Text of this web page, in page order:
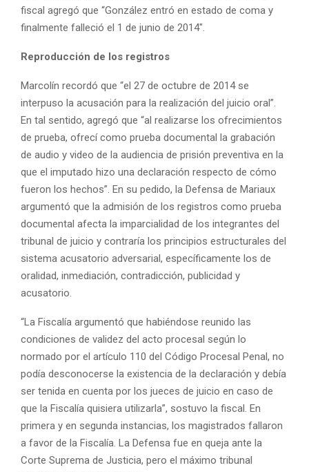
fiscal agregó que “González entró en estado de coma y
finalmente falleció el 1 de junio de 2014″.
Reproducción de los registros
Marcolín recordó que “el 27 de octubre de 2014 se
interpuso la acusación para la realización del juicio oral”.
En tal sentido, agregó que “al realizarse los ofrecimientos
de prueba, ofrecí como prueba documental la grabación
de audio y video de la audiencia de prisión preventiva en la
que el imputado hizo una declaración respecto de cómo
fueron los hechos”. En su pedido, la Defensa de Mariaux
argumentó que la admisión de los registros como prueba
documental afecta la imparcialidad de los integrantes del
tribunal de juicio y contraría los principios estructurales del
sistema acusatorio adversarial, específicamente los de
oralidad, inmediación, contradicción, publicidad y
acusatorio.
“La Fiscalía argumentó que habiéndose reunido las
condiciones de validez del acto procesal según lo
normado por el artículo 110 del Código Procesal Penal, no
podía desconocerse la existencia de la declaración y debía
ser tenida en cuenta por los jueces de juicio en caso de
que la Fiscalía quisiera utilizarla”, sostuvo la fiscal. En
primera y en segunda instancias, los magistrados fallaron
a favor de la Fiscalía. La Defensa fue en queja ante la
Corte Suprema de Justicia, pero el máximo tribunal